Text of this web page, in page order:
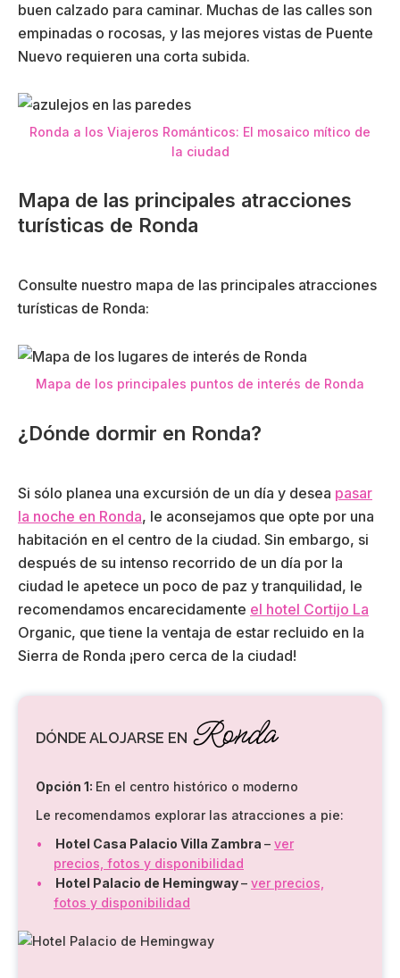
buen calzado para caminar. Muchas de las calles son
empinadas o rocosas, y las mejores vistas de Puente
Nuevo requieren una corta subida.
Ronda a los Viajeros Románticos: El mosaico mítico de
la ciudad
Mapa de las principales atracciones
turísticas de Ronda
Consulte nuestro mapa de las principales atracciones
turísticas de Ronda:
Mapa de los principales puntos de interés de Ronda
¿Dónde dormir en Ronda?
Si sólo planea una excursión de un día y desea pasar
la noche en Ronda, le aconsejamos que opte por una
habitación en el centro de la ciudad. Sin embargo, si
después de su intenso recorrido de un día por la
ciudad le apetece un poco de paz y tranquilidad, le
recomendamos encarecidamente el hotel Cortijo La
Organic, que tiene la ventaja de estar recluido en la
Sierra de Ronda ¡pero cerca de la ciudad!
DÓNDE ALOJARSE EN Ronda
Opción 1: En el centro histórico o moderno
Le recomendamos explorar las atracciones a pie:
Hotel Casa Palacio Villa Zambra – ver
precios, fotos y disponibilidad
Hotel Palacio de Hemingway– ver precios,
fotos y disponibilidad